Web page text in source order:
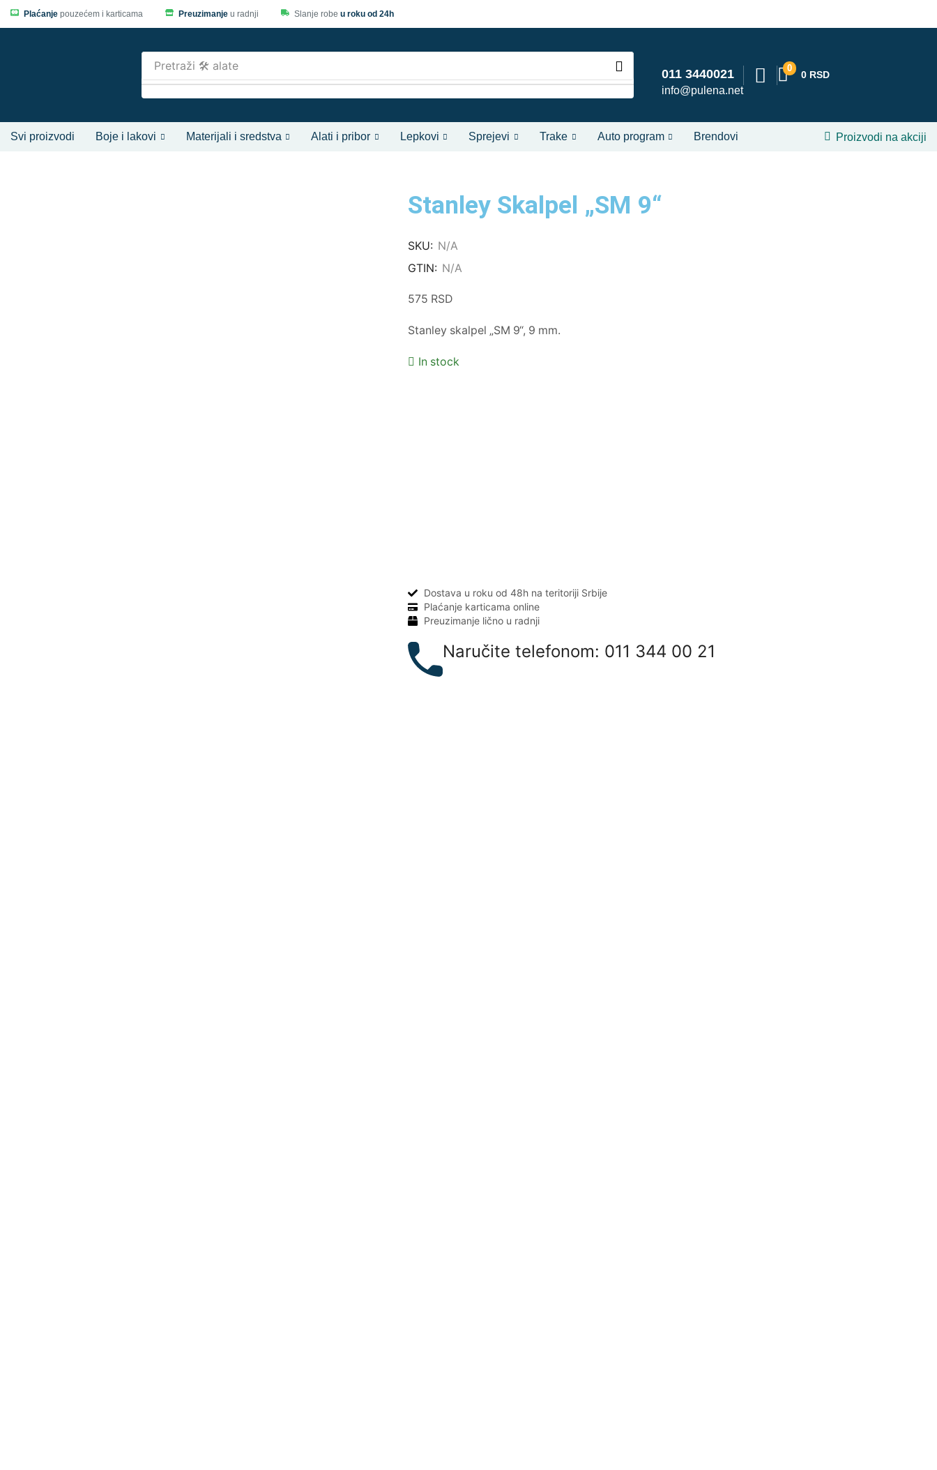
Plaćanje pouzećem i karticama Preuzimanje u radnji Slanje robe u roku od 24h
Pretraži 🛠️ alate
011 3440021
info@pulena.net
0
0 RSD
Svi proizvodi Boje i lakovi Materijali i sredstva Alati i pribor Lepkovi Sprejevi Trake Auto program Brendovi Proizvodi na akciji
Stanley Skalpel „SM 9“
SKU: N/A
GTIN: N/A
575 RSD
Stanley skalpel „SM 9“, 9 mm.
In stock
Dostava u roku od 48h na teritoriji Srbije
Plaćanje karticama online
Preuzimanje lično u radnji
Naručite telefonom: 011 344 00 21